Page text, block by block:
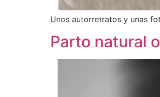
Unos autorretratos y unas
Parto natural